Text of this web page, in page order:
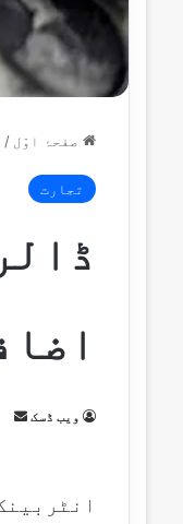
صفحۂ اوّل /
تجارت
ویب ڈسک